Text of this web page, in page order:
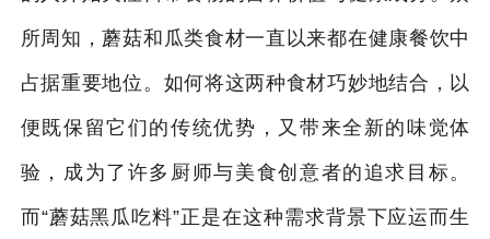
所周知，蘑菇和瓜类食材一直以来都在健康餐饮中
占据重要地位。如何将这两种食材巧妙地结合，以
便既保留它们的传统优势，又带来全新的味觉体
验，成为了许多厨师与美食创意者的追求目标。
而“蘑菇黑瓜吃料”正是在这种需求背景下应运而生